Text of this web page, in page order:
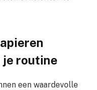
je routine
een waardevolle